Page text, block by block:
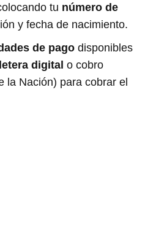
tu número de
y fecha de nacimiento.
de pago disponibles
digital o cobro
la Nación) para cobrar el